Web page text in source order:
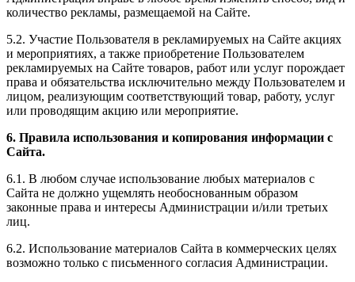
количество рекламы, размещаемой на Сайте.
5.2. Участие Пользователя в рекламируемых на Сайте акциях
и мероприятиях, а также приобретение Пользователем
рекламируемых на Сайте товаров, работ или услуг порождает
права и обязательства исключительно между Пользователем и
лицом, реализующим соответствующий товар, работу, услуг
или проводящим акцию или мероприятие.
6. Правила использования и копирования информации с
Сайта.
6.1. В любом случае использование любых материалов с
Сайта не должно ущемлять необоснованным образом
законные права и интересы Администрации и/или третьих
лиц.
6.2. Использование материалов Сайта в коммерческих целях
возможно только с письменного согласия Администрации.